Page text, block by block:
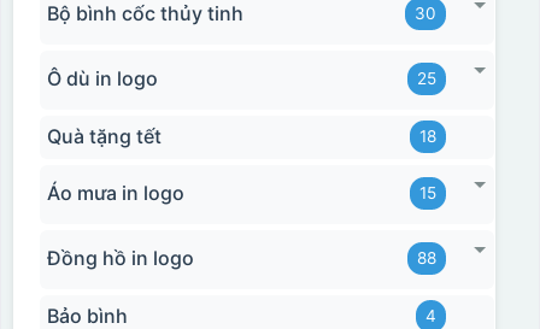
Bộ bình cốc thủy tinh 30
Ô dù in logo 25
Quà tặng tết 18
Áo mưa in logo 15
Đồng hồ in logo 88
Bảo bình 4